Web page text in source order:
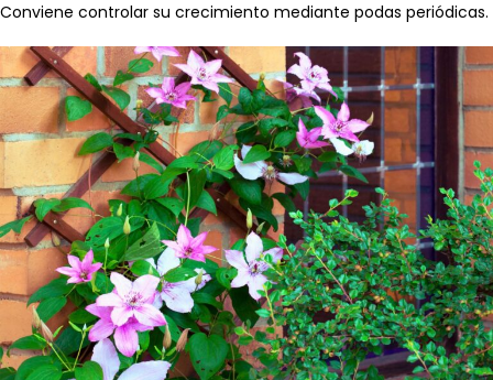
Conviene controlar su crecimiento mediante podas periódicas.